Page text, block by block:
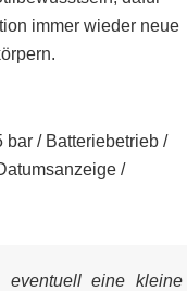
immer wieder neue
bar / Batteriebetrieb /
/
eventuell eine kleine